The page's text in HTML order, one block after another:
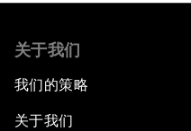
关于我们
我们的策略
关于我们